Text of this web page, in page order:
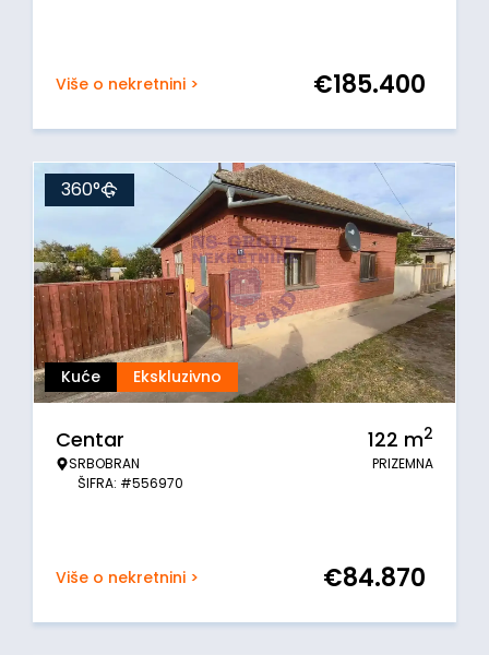
Više o nekretnini > €185.400
Kuće Ekskluzivno
360°
Centar
SRBOBRAN
ŠIFRA: #556970
122 m2
PRIZEMNA
Više o nekretnini > €84.870